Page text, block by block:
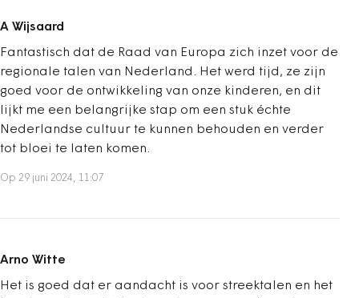
A Wijsaard
Fantastisch dat de Raad van Europa zich inzet voor de
regionale talen van Nederland. Het werd tijd, ze zijn
goed voor de ontwikkeling van onze kinderen, en dit
lijkt me een belangrijke stap om een stuk échte
Nederlandse cultuur te kunnen behouden en verder
tot bloei te laten komen.
Op 29 juni 2024, 11:07
Arno Witte
Het is goed dat er aandacht is voor streektalen en het